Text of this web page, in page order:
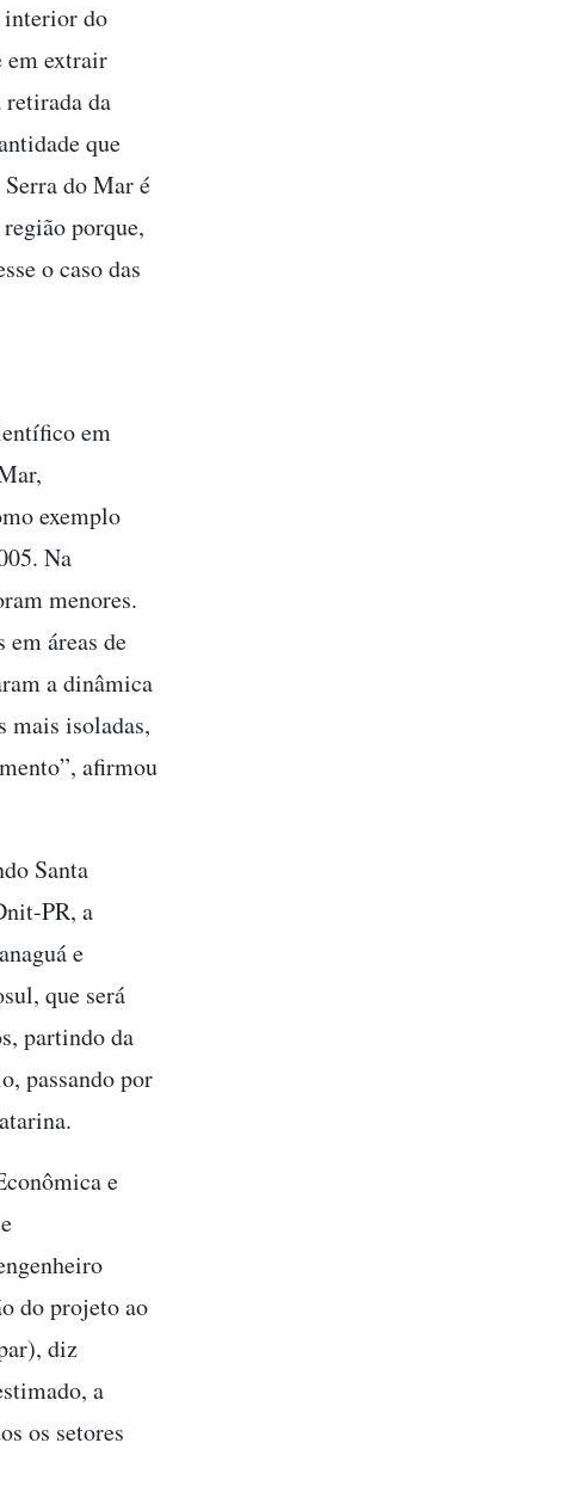
interior do
em extrair
da
que
do Mar é
porque,
o caso das
em
exemplo
Na
menores.
em áreas de
a dinâmica
mais isoladas,
afirmou
Santa
PR, a
e
que será
partindo da
passando por
e
do projeto ao
diz
a
os setores